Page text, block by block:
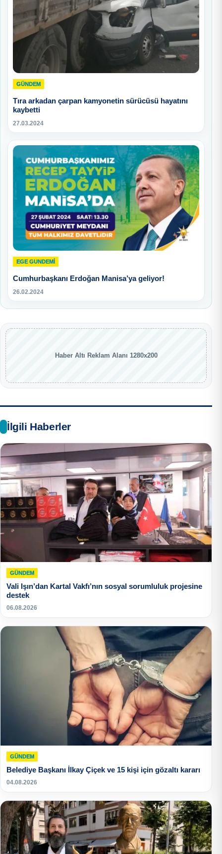
GÜNDEM
Tıra arkadan çarpan kamyonetin sürücüsü hayatını
kaybetti
27.03.2024
EGE GUNDEMİ
Cumhurbaşkanı Erdoğan Manisa’ya geliyor!
26.02.2024
Haber Altı Reklam Alanı 1280x200
İlgili Haberler
GÜNDEM
Vali Işın’dan Kartal Vakfı’nın sosyal sorumluluk projesine
destek
06.08.2026
GÜNDEM
Belediye Başkanı İlkay Çiçek ve 15 kişi için gözaltı kararı
04.08.2026